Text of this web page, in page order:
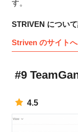
す。
STRIVEN につい
Striven のサイト
#9
4.5